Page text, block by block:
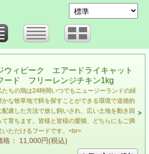
ウィピーク エアードライキャット
ード フリーレンジチキン1kg
たちの鶏は24時間いつでもニュージーランドの緑
かな牧草地で餌を探すことができる環境で道徳的
配慮した方法で放し飼いされ、広い土地を動き回
て育ちます。皆様と皆様の愛猫、どちらにもご満
いただけるフードです。<br>
格： 11,000円(税込)